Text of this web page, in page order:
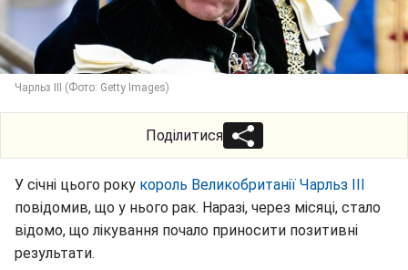
Чарльз III (Фото: Getty Images)
Поділитися
У січні цього року король Великобританії Чарльз III
повідомив, що у нього рак. Наразі, через місяці, стало
відомо, що лікування почало приносити позитивні
результати.